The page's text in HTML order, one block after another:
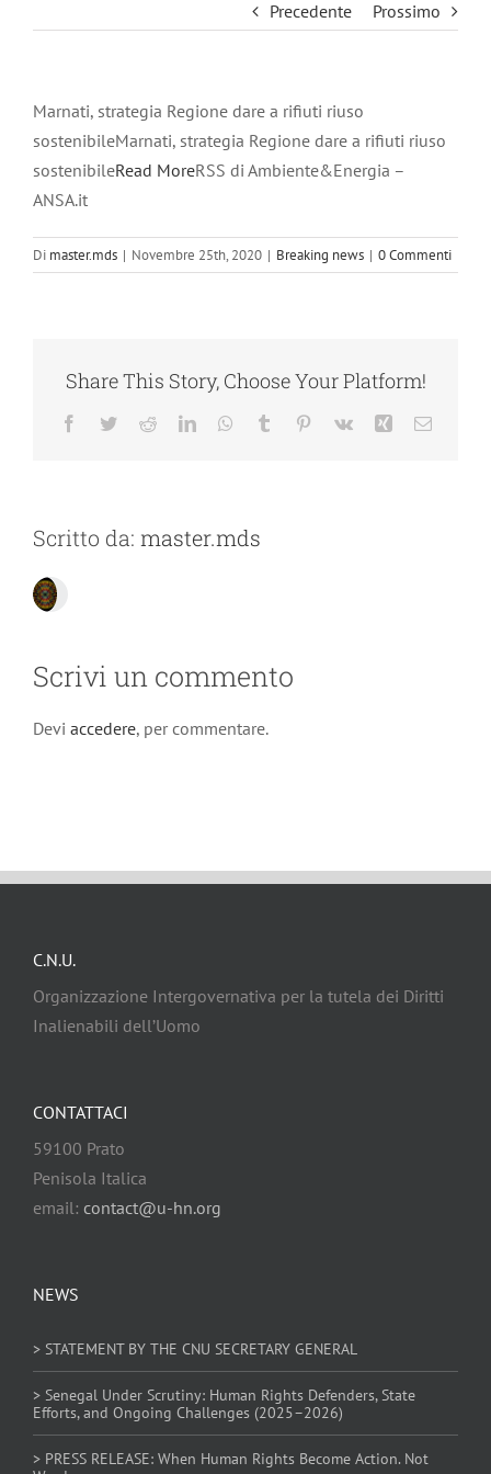
Precedente Prossimo
Marnati, strategia Regione dare a rifiuti riuso
sostenibileMarnati, strategia Regione dare a rifiuti riuso
sostenibileRead MoreRSS di Ambiente&Energia –
ANSA.it
Di master.mds | Novembre 25th, 2020 | Breaking news | 0 Commenti
Share This Story, Choose Your Platform!
Facebook
TwitterRedditLinkedInWhatsApp
Tumblr Pinterest
Vk Xing Email
Scritto da: master.mds
Scrivi un commento
Devi accedere, per commentare.
C.N.U.
Organizzazione Intergovernativa per la tutela dei Diritti
Inalienabili dell’Uomo
NEWS
> STATEMENT BY THE CNU SECRETARY GENERAL
> Senegal Under Scrutiny: Human Rights Defenders, State
Efforts, and Ongoing Challenges (2025–2026)
> PRESS RELEASE: When Human Rights Become Action. Not
CONTATTACI
59100 Prato
Penisola Italica
email: contact@u-hn.org